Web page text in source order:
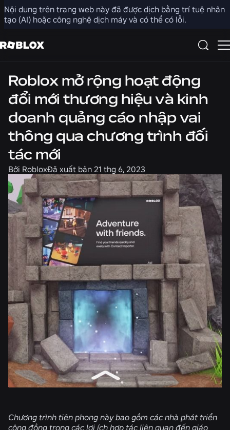
Nội dung trên trang web này đã được dịch bằng trí tuệ nhân
tạo (AI) hoặc công nghệ dịch máy và có thể có lỗi.
Chia sẻ
Tin tức
Roblox mở rộng hoạt động
đổi mới thương hiệu và kinh
doanh quảng cáo nhập vai
thông qua chương trình đối
tác mới
Bởi RobloxĐã xuất bản 21 thg 6, 2023
Chương trình tiên phong này bao gồm các nhà phát triển
cộng đồng trong các lợi ích hợp tác liên quan đến giáo